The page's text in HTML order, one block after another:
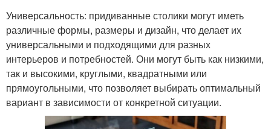
Универсальность: придиванные столики могут иметь
различные формы, размеры и дизайн, что делает их
универсальными и подходящими для разных
интерьеров и потребностей. Они могут быть как низкими,
так и высокими, круглыми, квадратными или
прямоугольными, что позволяет выбирать оптимальный
вариант в зависимости от конкретной ситуации.